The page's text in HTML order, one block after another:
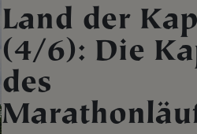
Land der
(4/6): Die
des